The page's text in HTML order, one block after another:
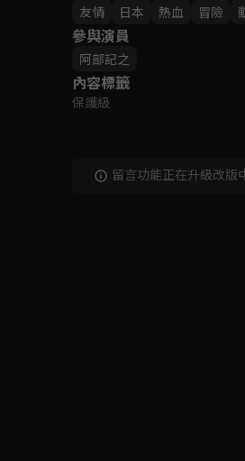
友情
日本 熱血 冒險
參與演員
阿部記之
內容標籤
保護級
留言功能正在升級改版